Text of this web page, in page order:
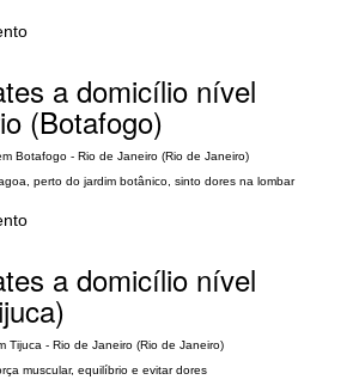
a domicílio nível
(Botafogo)
Botafogo - Rio de Janeiro (Rio de Janeiro)
perto do jardim botânico, sinto dores na lombar
a domicílio nível
Tijuca - Rio de Janeiro (Rio de Janeiro)
muscular, equilíbrio e evitar dores